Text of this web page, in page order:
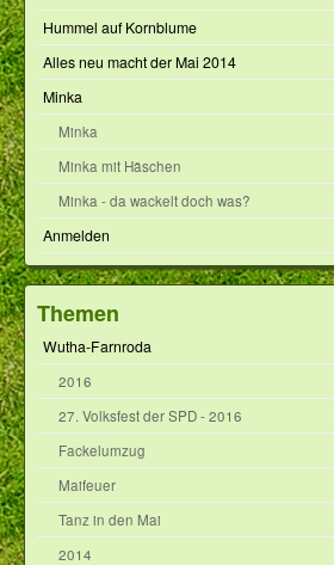
Hummel auf Kornblume
Alles neu macht der Mai 2014
Minka
Minka
Minka mit Häschen
Minka - da wackelt doch was?
Anmelden
Themen
Wutha-Farnroda
2016
27. Volksfest der SPD - 2016
Fackelumzug
Maifeuer
Tanz in den Mai
2014